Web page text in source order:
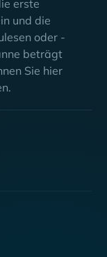
erste
und die
oder -
beträgt
Sie hier